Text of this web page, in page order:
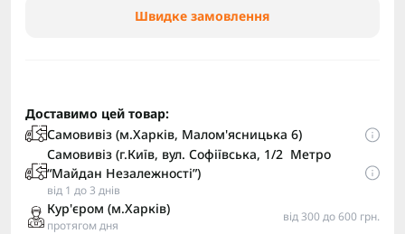
Швидке замовлення
Доставимо цей товар:
Самовивіз (м.Харків, Малом'ясницька 6)
Самовивіз (г.Київ, вул. Софіївська, 1/2 Метро
“Майдан Незалежності”)
від 1 до 3 днів
Кур'єром (м.Харків)
протягом дня
від 300 до 600 грн.